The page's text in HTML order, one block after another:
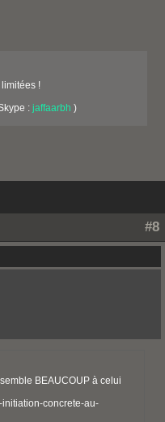
!
: jaffaarbh )
#8
BEAUCOUP à celui
concrete-au-